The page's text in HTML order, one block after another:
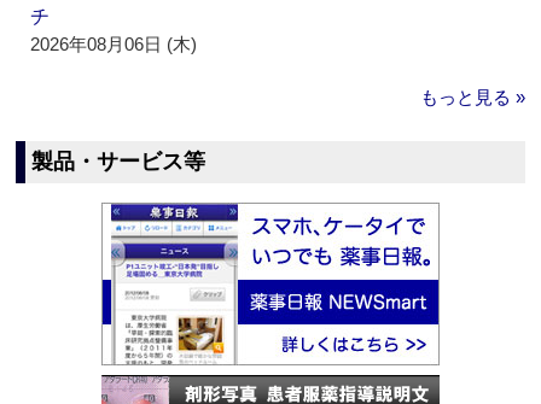
チ
2026年08月06日 (木)
もっと見る »
製品・サービス等